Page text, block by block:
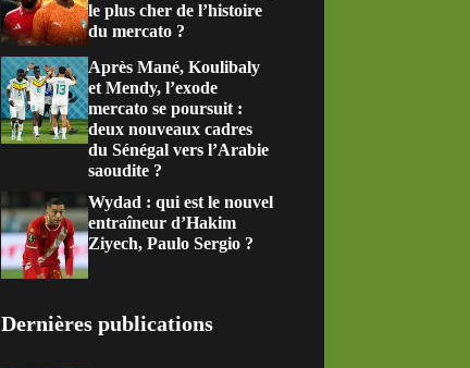
le plus cher de l’histoire
du mercato ?
Après Mané, Koulibaly
et Mendy, l’exode
mercato se poursuit :
deux nouveaux cadres
du Sénégal vers l’Arabie
saoudite ?
Wydad : qui est le nouvel
entraîneur d’Hakim
Ziyech, Paulo Sergio ?
Dernières publications